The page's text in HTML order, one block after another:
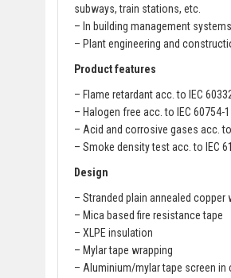
subways, train stations, etc.
– In building management
– Plant engineering and
Product features
– Flame retardant acc. to IEC
– Halogen free acc. to IEC 60754-1
– Acid and corrosive gases acc. to
– Smoke density test acc. to IEC
Design
– Stranded plain annealed copper
– Mica based fire resistance tape
– XLPE insulation
– Mylar tape wrapping
– Aluminium/mylar tape screen in